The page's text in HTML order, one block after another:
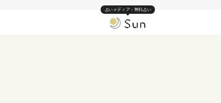
占いメディア・無料占い